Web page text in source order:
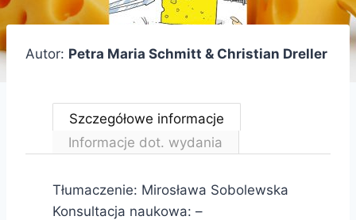
Autor: Petra Maria Schmitt & Christian Dreller
Szczegółowe informacje
Informacje dot. wydania
Tłumaczenie: Mirosława Sobolewska
Konsultacja naukowa: –